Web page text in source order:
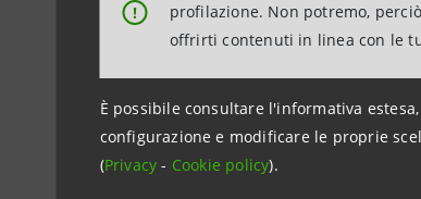
!
profilazione. Non potremo,
offrirti contenuti in linea con le
È possibile consultare l'informativa
configurazione e modificare le proprie
(Privacy- Cookie policy).